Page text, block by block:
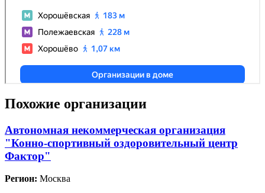
Похожие организации
Автономная некоммерческая организация
"Конно-спортивный оздоровительный центр
Фактор"
Регион: Москва